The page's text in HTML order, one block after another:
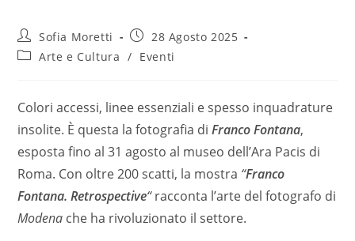
Autore
dell'articolo:
Sofia Moretti
Articolo
pubblicato:
28 Agosto 2025
Categoria
Arte e Cultura / Eventi
Colori accessi, linee essenziali e spesso inquadrature
insolite. È questa la fotografia diFranco Fontana,
esposta fino al 31 agosto al museo dell’Ara Pacis di
Roma. Con oltre 200 scatti, la mostra “Franco
Fontana. Retrospective“racconta l’arte del fotografo di
Modena che ha rivoluzionato il settore.